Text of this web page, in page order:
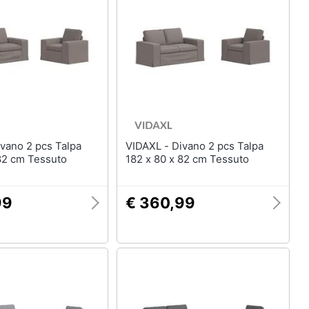
Divano letto
Comodini
Piscine
Casette in legno
Vedi tutti
cm Tessuto
VIDAXL - Divano 2 pcs Talpa
182 x 80 x 82 cm Tessuto
€ 360,99